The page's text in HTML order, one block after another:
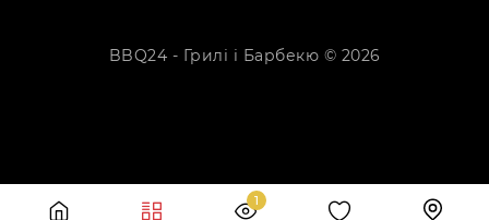
1
BBQ24 - Грилі і Барбекю © 2026